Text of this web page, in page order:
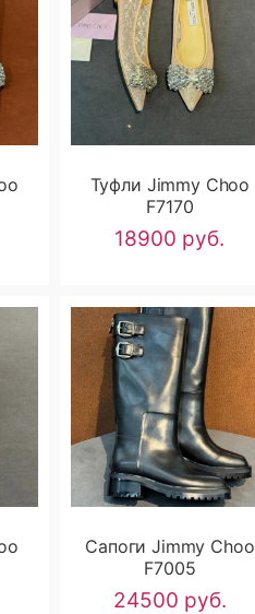
Туфли Jimmy Choo
F7170
18900 руб.
Сапоги Jimmy Choo
F7005
24500 руб.